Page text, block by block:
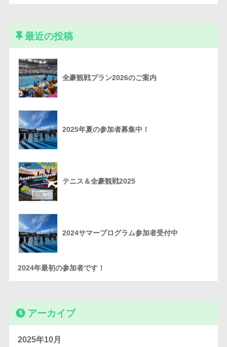
最近の投稿
全豪観戦プラン2026のご案内
2025年夏の参加者募集中！
テニス＆全豪観戦2025
2024サマープログラム参加者受付中
2024年最初の参加者です！
アーカイブ
2025年10月